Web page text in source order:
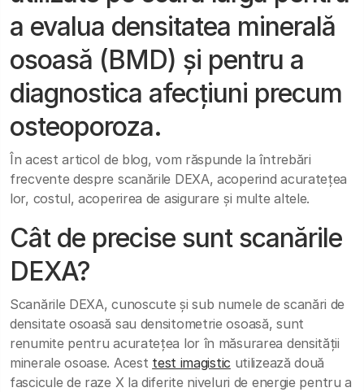
a evalua densitatea minerală
osoasă (BMD) și pentru a
diagnostica afecțiuni precum
osteoporoza.
În acest articol de blog, vom răspunde la întrebări
frecvente despre scanările DEXA, acoperind acuratețea
lor, costul, acoperirea de asigurare și multe altele.
Cât de precise sunt scanările
DEXA?
Scanările DEXA, cunoscute și sub numele de scanări de
densitate osoasă sau densitometrie osoasă, sunt
renumite pentru acuratețea lor în măsurarea densității
minerale osoase. Acest test imagistic utilizează două
fascicule de raze X la diferite niveluri de energie pentru a